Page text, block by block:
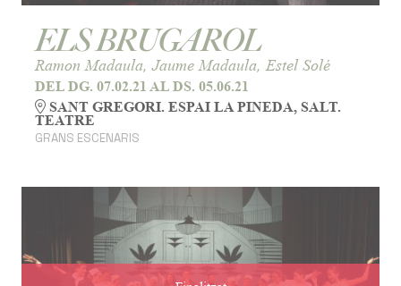
ELS BRUGAROL
Ramon Madaula, Jaume Madaula, Estel Solé
DEL DG. 07.02.21 AL DS. 05.06.21
SANT GREGORI. ESPAI LA PINEDA, SALT.
TEATRE
GRANS ESCENARIS